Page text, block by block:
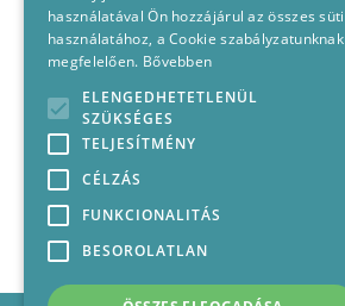
használatával Ön hozzájárul az összes süti
használatához, a Cookie szabályzatunknak
megfelelően. Bővebben
ELENGEDHETETLENÜL
SZÜKSÉGES
TELJESÍTMÉNY
CÉLZÁS
FUNKCIONALITÁS
BESOROLATLAN